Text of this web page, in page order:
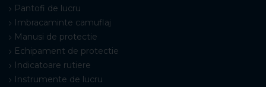
Pantofi de lucru
Imbracaminte camuflaj
Manusi de protectie
Echipament de protectie
Indicatoare rutiere
Instrumente de lucru